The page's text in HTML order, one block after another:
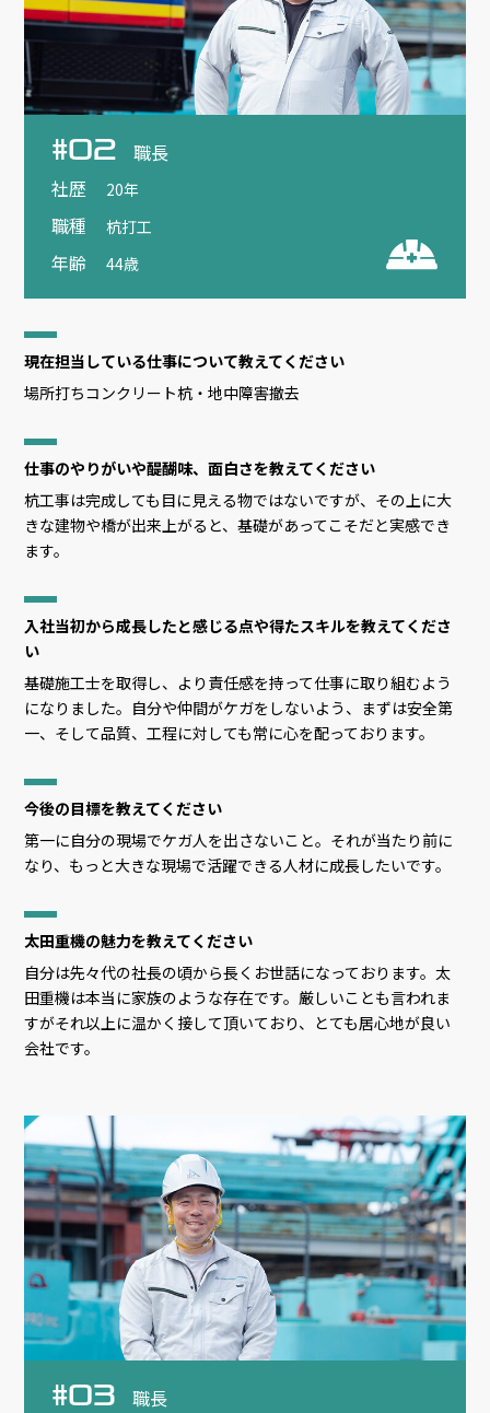
#02
職長
社歴
20年
職種 杭打工
年齢 44歳
現在担当している仕事について教えてください
場所打ちコンクリート杭・地中障害撤去
仕事のやりがいや醍醐味、面白さを教えてください
杭工事は完成しても目に見える物ではないですが、その上に大
きな建物や橋が出来上がると、基礎があってこそだと実感でき
ます。
入社当初から成長したと感じる点や得たスキルを教えてくださ
い
基礎施工士を取得し、より責任感を持って仕事に取り組むよう
になりました。自分や仲間がケガをしないよう、まずは安全第
一、そして品質、工程に対しても常に心を配っております。
今後の目標を教えてください
第一に自分の現場でケガ人を出さないこと。それが当たり前に
なり、もっと大きな現場で活躍できる人材に成長したいです。
太田重機の魅力を教えてください
自分は先々代の社長の頃から長くお世話になっております。太
田重機は本当に家族のような存在です。厳しいことも言われま
すがそれ以上に温かく接して頂いており、とても居心地が良い
会社です。
#03
職長